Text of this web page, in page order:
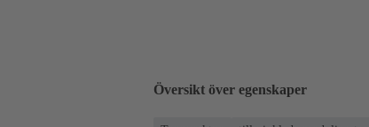
Översikt över egenskaper